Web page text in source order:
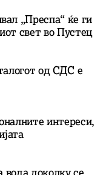
„Преспа“ ќе ги
свет во Пустец
од СДС е
интереси,